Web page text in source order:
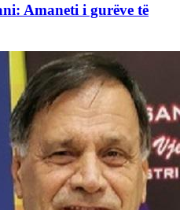
Amaneti i gurëve të